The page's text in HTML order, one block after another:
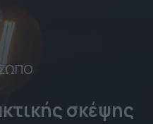
σκέψης